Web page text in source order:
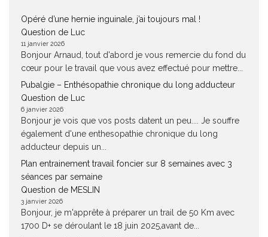
Opéré d’une hernie inguinale, j’ai toujours mal !
Question de Luc
11 janvier 2026
Bonjour Arnaud, tout d'abord je vous remercie du fond du
cœur pour le travail que vous avez effectué pour mettre...
Pubalgie – Enthésopathie chronique du long adducteur
Question de Luc
6 janvier 2026
Bonjour je vois que vos posts datent un peu.... Je souffre
également d'une enthesopathie chronique du long
adducteur depuis un...
Plan entrainement travail foncier sur 8 semaines avec 3
séances par semaine
Question de MESLIN
3 janvier 2026
Bonjour, je m'apprête à préparer un trail de 50 Km avec
1700 D+ se déroulant le 18 juin 2025,avant de...